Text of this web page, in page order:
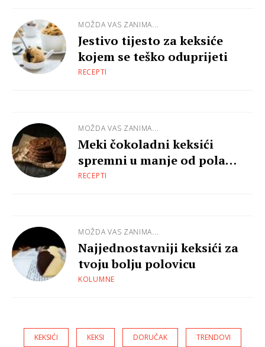
MOŽDA VAS ZANIMA...
Jestivo tijesto za keksiće
kojem se teško oduprijeti
RECEPTI
MOŽDA VAS ZANIMA...
Meki čokoladni keksići
spremni u manje od pola
sata!
RECEPTI
MOŽDA VAS ZANIMA...
Najjednostavniji keksići za
tvoju bolju polovicu
KOLUMNE
KEKSIĆI KEKSI DORUČAK TRENDOVI